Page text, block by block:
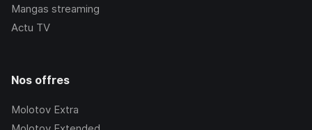
Mangas streaming
Actu TV
Nos offres
Molotov Extra